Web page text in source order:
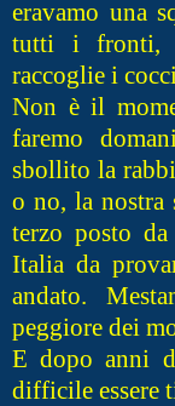
eravamo una
tutti i fronti,
raccoglie i
Non è il
faremo
sbollito la
o no, la nostra
terzo posto
Italia da
andato.
peggiore dei
E dopo anni
difficile essere